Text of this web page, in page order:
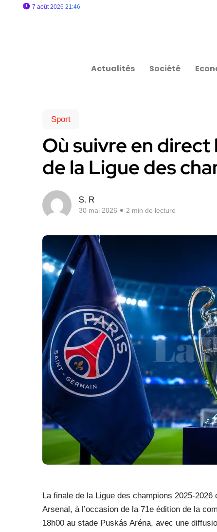
7 août 2026 21:46
Actualités Société
Sport
Où suivre en
de la Ligue des
S. R
30 mai 2026 2 min de lecture
La finale de la Ligue des champions 2025-
Arsenal, à l’occasion de la 71e édition de la
18h00 au stade Puskás Aréna, avec une